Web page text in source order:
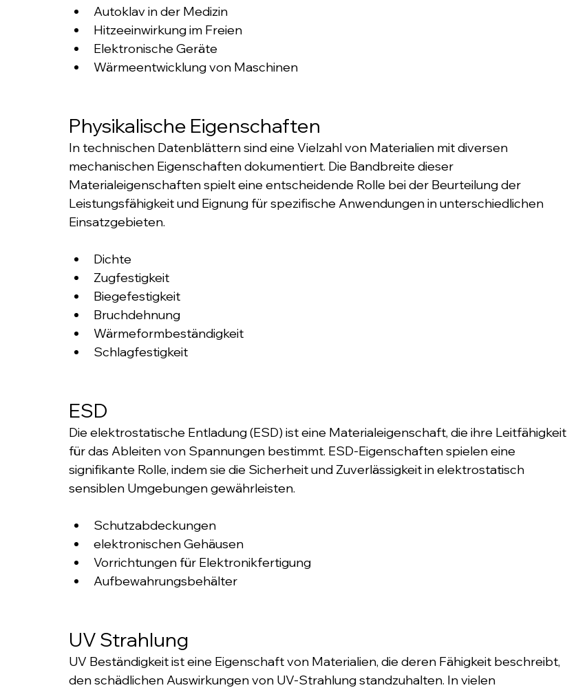
Autoklav in der Medizin
Hitzeeinwirkung im Freien
Elektronische Geräte
Wärmeentwicklung von Maschinen
Physikalische Eigenschaften
In technischen Datenblättern sind eine Vielzahl von Materialien mit diversen
mechanischen Eigenschaften dokumentiert. Die Bandbreite dieser
Materialeigenschaften spielt eine entscheidende Rolle bei der Beurteilung der
Leistungsfähigkeit und Eignung für spezifische Anwendungen in unterschiedlichen
Einsatzgebieten.​
Dichte
Zugfestigkeit
Biegefestigkeit
Bruchdehnung
Wärmeformbeständigkeit
Schlagfestigkeit
ESD
Die elektrostatische Entladung (ESD) ist eine Materialeigenschaft, die ihre Leitfähigkeit
für das Ableiten von Spannungen bestimmt. ESD-Eigenschaften spielen eine
signifikante Rolle, indem sie die Sicherheit und Zuverlässigkeit in elektrostatisch
sensiblen Umgebungen gewährleisten.
Schutzabdeckungen
elektronischen Gehäusen
Vorrichtungen für Elektronikfertigung
​Aufbewahrungsbehälter
UV Strahlung
UV Beständigkeit ist eine Eigenschaft von Materialien, die deren Fähigkeit beschreibt,
den schädlichen Auswirkungen von UV-Strahlung standzuhalten. In vielen